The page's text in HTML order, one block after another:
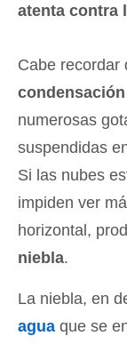
atenta contra
Cabe recordar
numerosas
suspendidas
Si las nubes
impiden ver
horizontal,
niebla.
La niebla, en
agua que se